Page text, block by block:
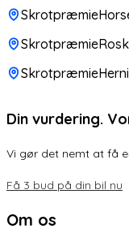
Din vurdering.
Vi gør det nemt at få
Få 3 bud på din bil nu
Om os